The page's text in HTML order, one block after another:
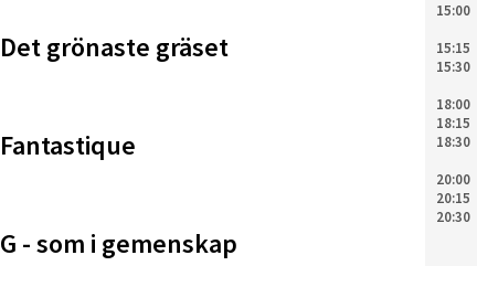
15:00
15:15
15:30
18:00
18:15
18:30
20:00
20:15
20:30
Det grönaste gräset
Fantastique
G - som i gemenskap